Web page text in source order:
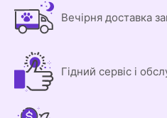
Вечірня доставка
Гідний сервіс і